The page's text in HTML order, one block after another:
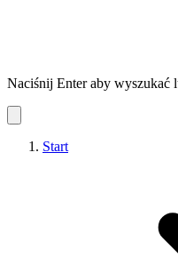
Naciśnij Enter aby wyszukać
Start